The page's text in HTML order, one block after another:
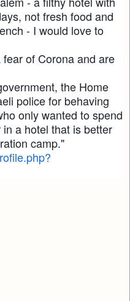
not fresh food and
- I would love to
of Corona and are
the Home
police for behaving
only wanted to spend
a hotel that is better
camp."